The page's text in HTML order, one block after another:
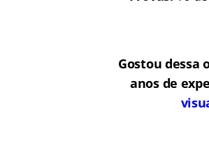
Gostou dessa
anos de